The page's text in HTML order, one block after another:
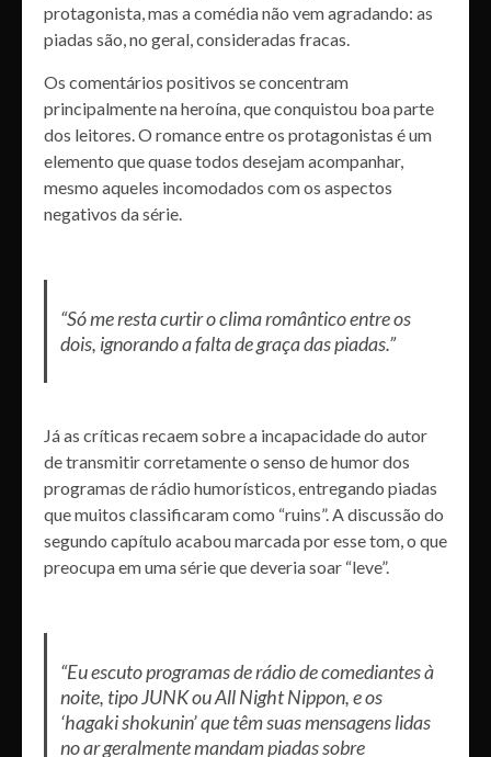
protagonista, mas a comédia não vem agradando: as
piadas são, no geral, consideradas fracas.
Os comentários positivos se concentram
principalmente na heroína, que conquistou boa parte
dos leitores. O romance entre os protagonistas é um
elemento que quase todos desejam acompanhar,
mesmo aqueles incomodados com os aspectos
negativos da série.
“Só me resta curtir o clima romântico entre os
dois, ignorando a falta de graça das piadas.”
Já as críticas recaem sobre a incapacidade do autor
de transmitir corretamente o senso de humor dos
programas de rádio humorísticos, entregando piadas
que muitos classificaram como “ruins”. A discussão do
segundo capítulo acabou marcada por esse tom, o que
preocupa em uma série que deveria soar “leve”.
“Eu escuto programas de rádio de comediantes à
noite, tipo JUNK ou All Night Nippon, e os
‘hagaki shokunin’ que têm suas mensagens lidas
no ar geralmente mandam piadas sobre